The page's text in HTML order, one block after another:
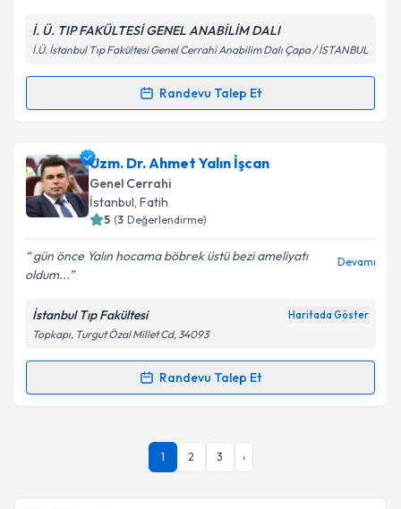
Kişisel verilerimin işlenmesine ilişkin
Metni'ni okudum ve kişisel verilerimin belirtilen
Takvim Talebini Gönder
İ. Ü. TIP FAKÜLTESİ GENEL ANABİLİM DALI
İ.Ü. İstanbul Tıp Fakültesi Genel Cerrahi Anabilim Dalı Çapa / İSTANBUL
Randevu Talep Et
Randevu Takvimi Talebi
Prof. Dr. Selçuk Özarmağaniçin randevu takvimi
talebi oluşturun. Size bu uzmandan randevu almanız
için bir takvim hazırlandığında e-posta ile
bilgilendireceğiz.
E-posta Adresiniz
Kişisel verilerimin işlenmesine ilişkin
Metni'ni okudum ve kişisel verilerimin belirtilen
kapsamda işlenmesini kabul ediyorum.
Uzm. Dr. Ahmet Yalın İşcan
Genel Cerrahi
İstanbul, Fatih
5 (3 Değerlendirme)
gün önce Yalın hocama böbrek üstü bezi ameliyatı
oldum...
Devamı
İstanbul Tıp Fakültesi Haritada Göster
Topkapı, Turgut Özal Millet Cd, 34093
Randevu Talep Et
Randevu Takvimi Talebi
Uzm. Dr. Ahmet Yalın İşcaniçin randevu takvimi
talebi oluşturun. Size bu uzmandan randevu almanız
bilgilendireceğiz.
1 2 3 ›